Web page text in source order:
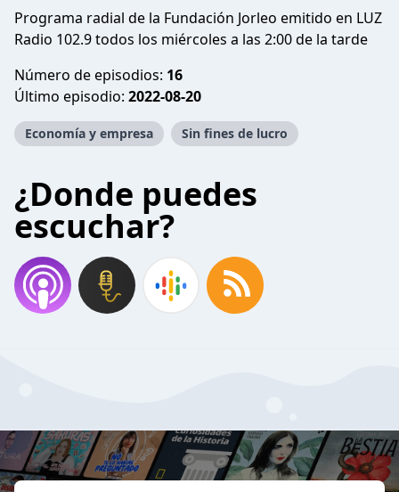
Programa radial de la Fundación Jorleo emitido en LUZ
Radio 102.9 todos los miércoles a las 2:00 de la tarde
Número de episodios: 16
Último episodio: 2022-08-20
Economía y empresa Sin fines de lucro
¿Donde puedes
escuchar?